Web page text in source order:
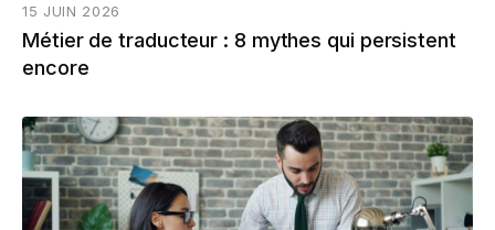
15 JUIN 2026
Métier de traducteur : 8 mythes qui persistent
encore